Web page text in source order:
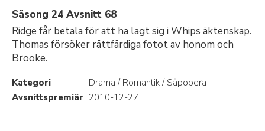
Säsong 24 Avsnitt 68
Ridge får betala för att ha lagt sig i Whips äktenskap.
Thomas försöker rättfärdiga fotot av honom och
Brooke.
Kategori
Drama / Romantik / Såpopera
Avsnittspremiär 2010-12-27